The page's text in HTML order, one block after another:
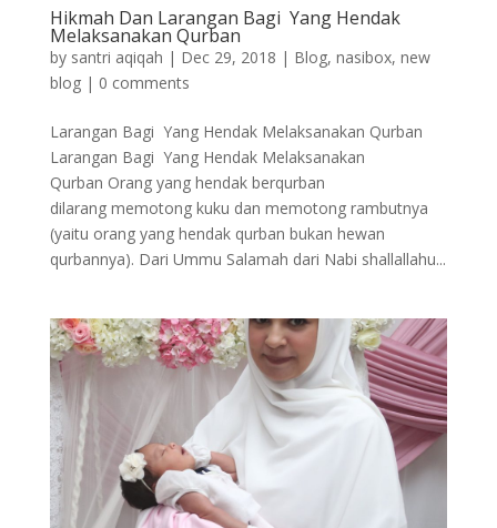
Hikmah Dan Larangan Bagi Yang Hendak
Melaksanakan Qurban
by santri aqiqah | Dec 29, 2018 | Blog, nasibox, new
blog| 0 comments
Larangan Bagi Yang Hendak Melaksanakan Qurban
Larangan Bagi Yang Hendak Melaksanakan
Qurban Orang yang hendak berqurban
dilarang memotong kuku dan memotong rambutnya
(yaitu orang yang hendak qurban bukan hewan
qurbannya). Dari Ummu Salamah dari Nabi shallallahu...